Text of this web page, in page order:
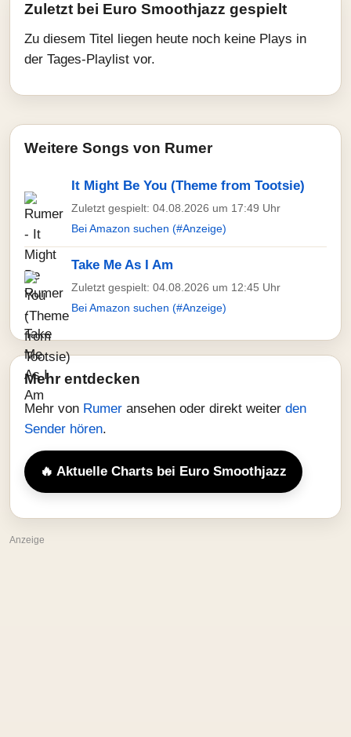
Zuletzt bei Euro Smoothjazz gespielt
Zu diesem Titel liegen heute noch keine Plays in
der Tages-Playlist vor.
Weitere Songs von Rumer
It Might Be You (Theme from Tootsie)
Zuletzt gespielt: 04.08.2026 um 17:49 Uhr
Bei Amazon suchen (#Anzeige)
Take Me As I Am
Zuletzt gespielt: 04.08.2026 um 12:45 Uhr
Bei Amazon suchen (#Anzeige)
Mehr entdecken
Mehr von Rumer ansehen oder direkt weiter den
Sender hören.
🔥 Aktuelle Charts bei Euro Smoothjazz
Anzeige